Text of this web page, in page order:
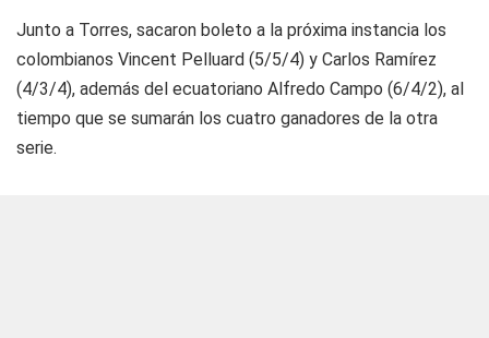
Junto a Torres, sacaron boleto a la próxima instancia los
colombianos Vincent Pelluard (5/5/4) y Carlos Ramírez
(4/3/4), además del ecuatoriano Alfredo Campo (6/4/2), al
tiempo que se sumarán los cuatro ganadores de la otra
serie.